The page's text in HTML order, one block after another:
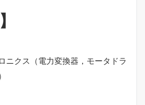
ニクス（電力変換器，モータドラ